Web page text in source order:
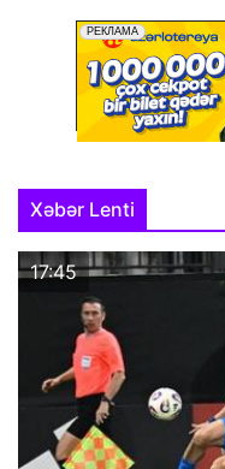
Xəbər Lenti
17:45